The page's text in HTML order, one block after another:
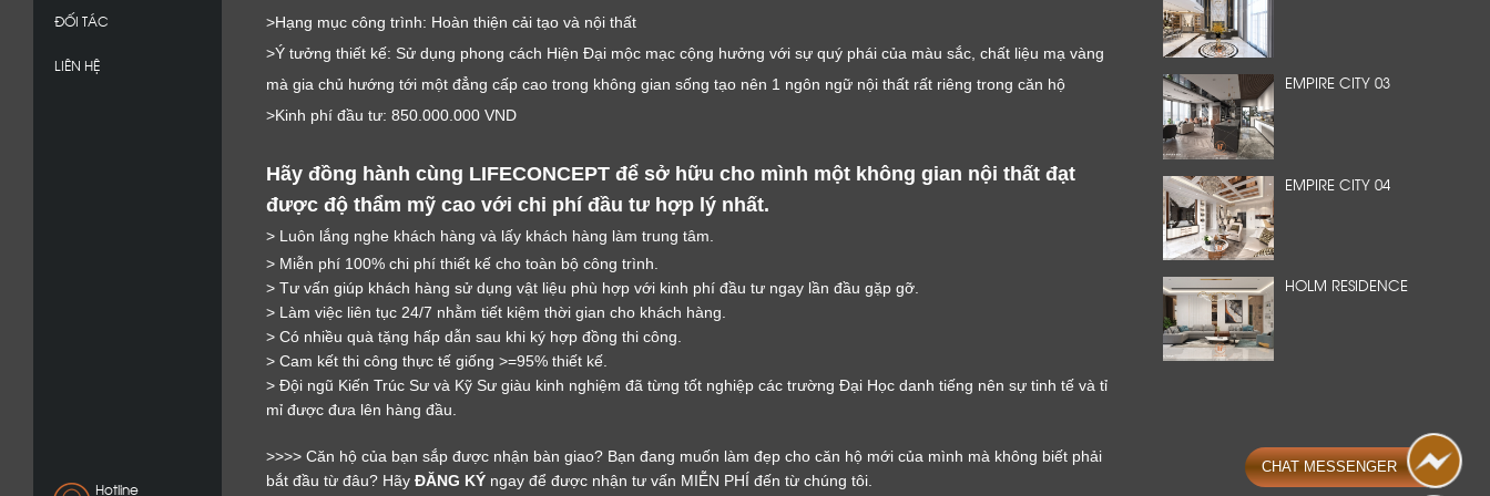
ĐỐI TÁC
LIÊN HỆ
Hotline
>Hạng mục công trình: Hoàn thiện cải tạo và nội thất
>Ý tưởng thiết kế: Sử dụng phong cách Hiện Đại mộc mạc cộng hưởng với sự quý phái của màu sắc, chất liệu mạ vàng
mà gia chủ hướng tới một đẳng cấp cao trong không gian sống tạo nên 1 ngôn ngữ nội thất rất riêng trong căn hộ
>Kinh phí đầu tư: 850.000.000 VND
Hãy đồng hành cùng LIFECONCEPT để sở hữu cho mình một không gian nội thất đạt
được độ thẩm mỹ cao với chi phí đầu tư hợp lý nhất.
> Luôn lắng nghe khách hàng và lấy khách hàng làm trung tâm.
> Miễn phí 100% chi phí thiết kế cho toàn bộ công trình.
> Tư vấn giúp khách hàng sử dụng vật liệu phù hợp với kinh phí đầu tư ngay lần đầu gặp gỡ.
> Làm việc liên tục 24/7 nhằm tiết kiệm thời gian cho khách hàng.
> Có nhiều quà tặng hấp dẫn sau khi ký hợp đồng thi công.
> Cam kết thi công thực tế giống >=95% thiết kế.
> Đội ngũ Kiến Trúc Sư và Kỹ Sư giàu kinh nghiệm đã từng tốt nghiệp các trường Đại Học danh tiếng nên sự tinh tế và tỉ
mỉ được đưa lên hàng đầu.
>>>> Căn hộ của bạn sắp được nhận bàn giao? Bạn đang muốn làm đẹp cho căn hộ mới của mình mà không biết phải
bắt đầu từ đâu? Hãy ĐĂNG KÝ ngay để được nhận tư vấn MIỄN PHÍ đến từ chúng tôi.
EMPIRE CITY 03
EMPIRE CITY 04
HOLM RESIDENCE
CHAT MESSENGER
LIFECONCEPT